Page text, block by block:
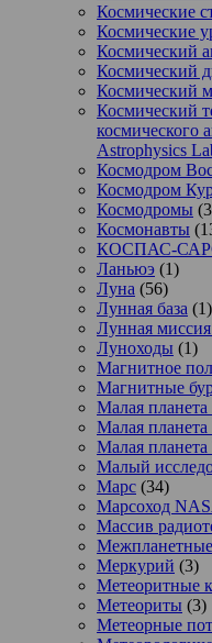
Космические
Космические
Космический
Космический
Космический
Космический
космического
Astrophysics
Космодром
Космодром
Космодромы
Космонавты
КОСПАС-
Ланьюэ (1)
Луна (56)
Лунная база (1)
Лунная
Луноходы (1)
Магнитное
Магнитные
Малая
Малая
Малая планета
Малый
Марс (34)
Марсоход
Массив
Меркурий (3)
Метеоритные
Метеориты (3)
Метеорные